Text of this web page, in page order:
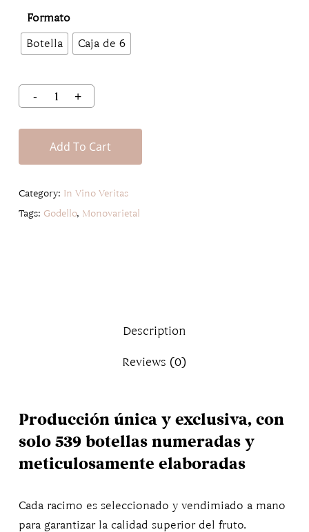
Formato
Botella
Caja de 6
Add To Cart
Category: In Vino Veritas
Tags: Godello, Monovarietal
Description
Reviews (0)
Producción única y exclusiva, con
solo539 botellas numeradas y
meticulosamente elaboradas
Cada racimo es seleccionado y vendimiado a mano
para garantizar la calidad superior del fruto.